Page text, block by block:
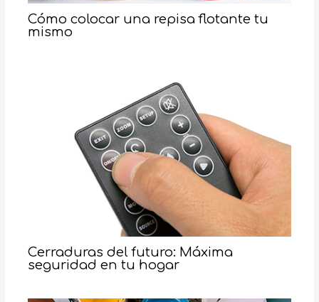
Cómo colocar una repisa flotante tu
mismo
Cerraduras del futuro: Máxima
seguridad en tu hogar